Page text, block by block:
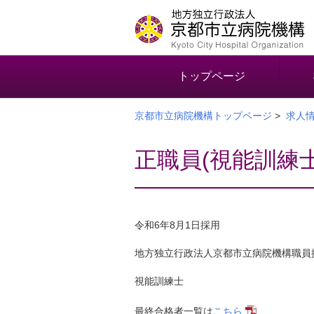
移
る
トップページ
京都市立病院機構トップページ > 求人
正職員(視能訓
令和6年8月1日採用
地方独立行政法人京都市立病院機構職員
視能訓練士
最終合格者一覧はこちら